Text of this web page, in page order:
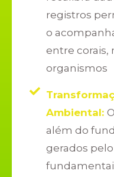
registros
o
entre corais,
organismos
Ambiental:
além do
gerados